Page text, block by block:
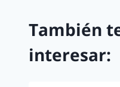
También
interesar: